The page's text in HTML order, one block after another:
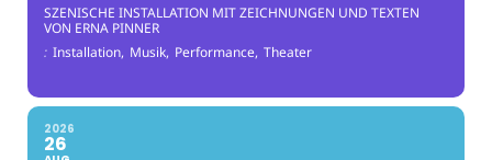
SZENISCHE INSTALLATION MIT ZEICHNUNGEN UND TEXTEN
VON ERNA PINNER
: Installation, Musik, Performance, Theater
2026
26